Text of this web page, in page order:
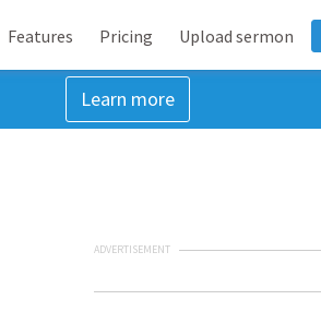
Features Pricing Upload sermon
Learn more
ADVERTISEMENT